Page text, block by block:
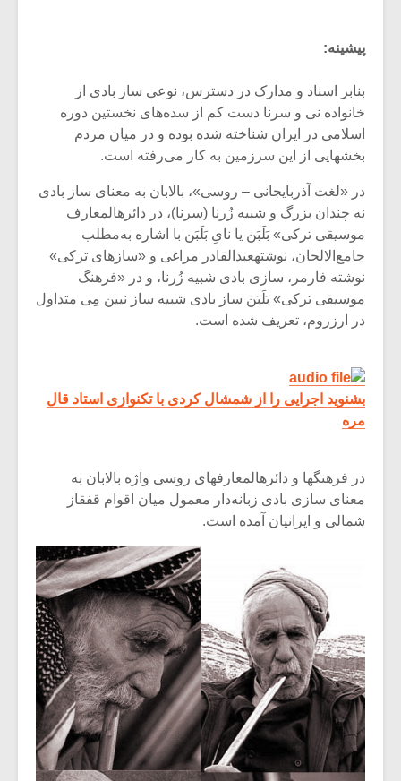
پیشینه‌:
بنابر اسناد و مدارک‌ در دسترس‌، نوعى‌ ساز بادی از
خانواده نى‌ و سرنا دست ‌کم‌ از سده‌های‌ نخستین‌ دوره
اسلامى‌ در ایران‌ شناخته‌ شده‌ بوده‌ و در میان‌ مردم‌
بخشهایى‌ از این‌ سرزمین‌ به‌ کار مى‌رفته‌ است‌.
در «لغت‌ آذربایجانى‌ – روسى‌»، بالابان‌ به‌ معنای‌ ساز بادی‌
نه‌ چندان‌ بزرگ‌ و شبیه‌ زُرنا (سرنا)، در دائرهالمعارف‌
موسیقى‌ ترکى‌» بَلَبَن‌ یا نای‌ِ بَلَبَن‌ با اشاره‌ به‌مطلب‌
جامع‌الالحان‌، نوشتهعبدالقادر مراغى‌ و «سازهای‌ ترکى‌»
نوشته فارمر، سازی‌ بادی‌ شبیه‌ زُرنا، و در «فرهنگ‌
موسیقى‌ ترکى‌» بَلَبَن‌ ساز بادی‌ شبیه‌ ساز نیین‌ مِى‌ متداول‌
در ارزروم‌، تعریف‌ شده‌ است‌.
بشنوید اجرایی را از شمشال کردی با تکنوازی استاد قال
مره
در فرهنگها و دائرهالمعارفهای‌ روسى‌ واژه بالابان‌ به‌
معنای‌ سازی بادی زبانه‌دار معمول‌ میان‌ اقوام‌ قفقاز
شمالى‌ و ایرانیان‌ آمده‌ است‌.